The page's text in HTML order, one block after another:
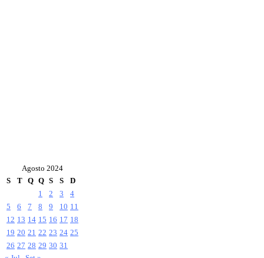
Agosto 2024
S
T Q Q S S
D
1
2 3
4
5
6 7 8 9 10 11
12 13 14 15 16 17 18
19 20 21 22 23 24 25
26 27 28 29 30 31